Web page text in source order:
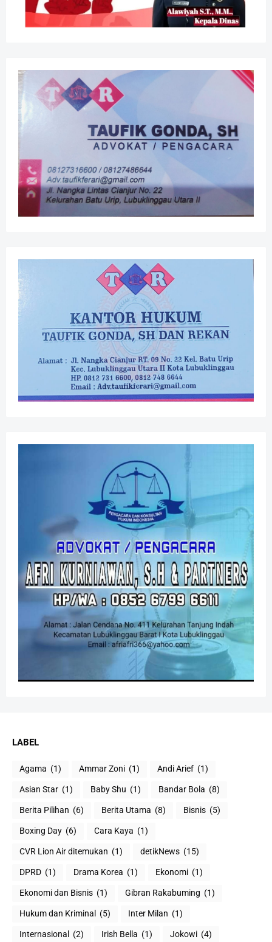
LABEL
Agama (1) Ammar Zoni (1) Andi Arief (1)
Asian Star (1) Baby Shu (1) Bandar Bola (8)
Berita Pilihan (6) Berita Utama (8) Bisnis (5)
Boxing Day (6) Cara Kaya (1)
CVR Lion Air ditemukan (1) detikNews (15)
DPRD (1) Drama Korea (1) Ekonomi (1)
Ekonomi dan Bisnis (1) Gibran Rakabuming (1)
Hukum dan Kriminal (5) Inter Milan (1)
Internasional (2) Irish Bella (1) Jokowi (4)